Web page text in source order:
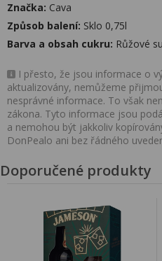
Značka: Cava
Způsob balení: Sklo 0,75l
Barva a obsah cukru: Růžové
I přesto, že jsou informace o
aktualizovány, nemůžeme
nesprávné informace. To však
zákona. Tyto informace jsou
a nemohou být jakkoliv
DonPealo ani bez řádného
Doporučené produkty